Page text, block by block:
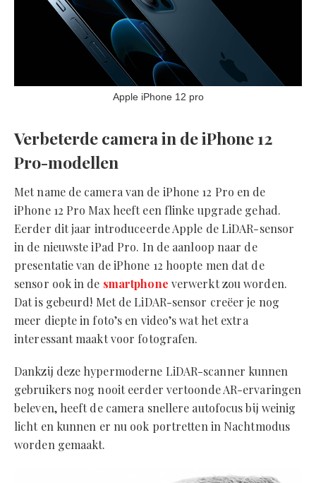
Apple iPhone 12 pro
Verbeterde camera in de iPhone 12
Pro-modellen
Met name de camera van de iPhone 12 Pro en de
iPhone 12 Pro Max heeft een flinke upgrade gehad.
Eerder dit jaar introduceerde Apple de LiDAR-sensor
in de nieuwste iPad Pro. In de aanloop naar de
presentatie van de iPhone 12 hoopte men dat de
sensor ook in de smartphone verwerkt zou worden.
Dat is gebeurd! Met de LiDAR-sensor creëer je nog
meer diepte in foto’s en video’s wat het extra
interessant maakt voor fotografen.
Dankzij deze hypermoderne LiDAR-scanner kunnen
gebruikers nog nooit eerder vertoonde AR-ervaringen
beleven, heeft de camera snellere autofocus bij weinig
licht en kunnen er nu ook portretten in Nachtmodus
worden gemaakt.